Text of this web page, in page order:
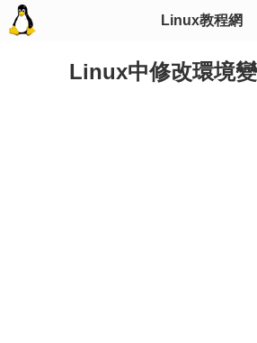
Linux教程網
Linux中修改環境